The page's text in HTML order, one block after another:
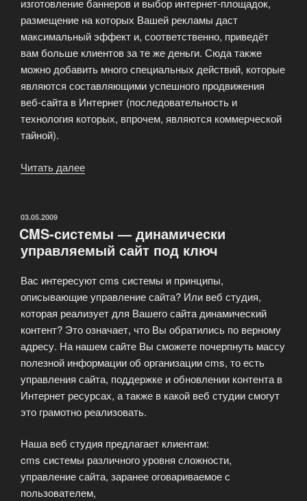
изготовление баннеров и выбор интернет-площадок,
размещение на которых Вашей рекламы даст
максимальный эффект и, соответственно, приведёт
вам больше клиентов за те же деньги. Сюда также
можно добавить много специальных действий, которые
являются составляющими успешного продвижения
веб-сайта в Интернет (последовательность и
технология которых, впрочем, являются коммерческой
тайной).
Читать далее
выбор?»
ОПУБЛИКОВАНО
03.05.2009
CMS-системы — динамически
управляемый сайт под ключ
Вас интересуют cms системы и принципы,
описывающие управление сайта? Или веб студия,
которая реализует для Вашего сайта динамический
контент? Это означает, что Вы обратились по верному
адресу. На нашем сайте Вы сможете почерпнуть массу
полезной информации об организации cms, то есть
управления сайта, поддержке и обновлении контента в
Интернет ресурсах, а также в какой веб студии смогут
это грамотно реализовать.
Наша веб студия предлагает клиентам:
cms системы различного уровня сложности,
управление сайта, заранее оговариваемое с
пользователем,